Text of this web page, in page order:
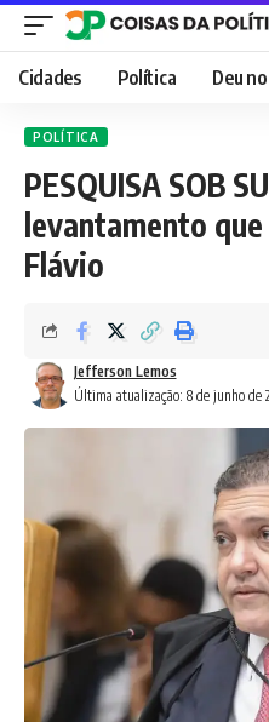
Cidades Política Deu
POLÍTICA
PESQUISA SOB
levantamento
Flávio
Última atualização: 8 de junho de
Jefferson Lemos